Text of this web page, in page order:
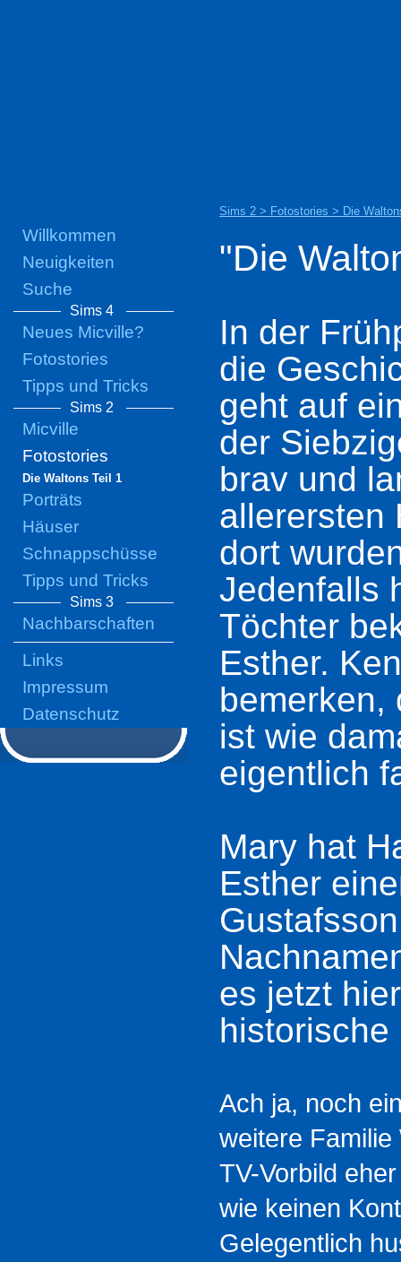
Sims 2 > Fotostories > Die
Willkommen
Neuigkeiten
Suche
Sims 4
Neues Micville?
Fotostories
Tipps und Tricks
Sims 2
Micville
Fotostories
Die Waltons Teil 1
Porträts
Häuser
Schnappschüsse
Tipps und Tricks
Sims 3
Nachbarschaften
Links
Impressum
Datenschutz
"Die
In der
die
geht auf
der
brav und
allerersten
dort
Jedenfalls
Töchter
Esther.
bemerken,
ist wie
eigentlich
Mary hat
Esther
es jetzt
historische
Ach ja, noch
weitere
TV-Vorbild
wie keinen
Gelegentlich